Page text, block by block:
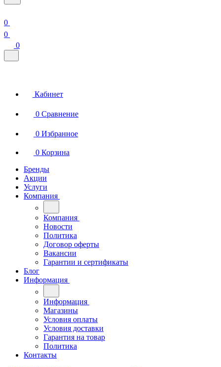
0
0
0
Кабинет
0 Сравнение
0 Избранное
0 Корзина
Бренды
Акции
Услуги
Компания
Компания
Новости
Политика
Договор оферты
Вакансии
Гарантии и сертификаты
Блог
Информация
Информация
Магазины
Условия оплаты
Условия доставки
Гарантия на товар
Политика
Контакты